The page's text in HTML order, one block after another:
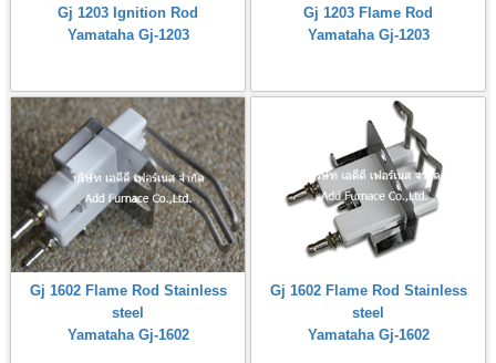
Gj 1203 Ignition Rod
Yamataha Gj-1203
Gj 1203 Flame Rod
Yamataha Gj-1203
Gj 1602 Flame Rod Stainless
steel
Yamataha Gj-1602
Gj 1602 Flame Rod Stainless
steel
Yamataha Gj-1602